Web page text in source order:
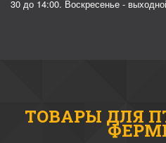
30 до 14:00. Воскресенье -
ТОВАРЫ ДЛЯ